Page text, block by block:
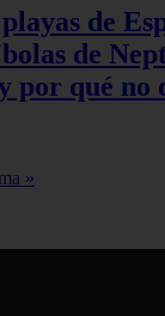
de
de
por qué no
»